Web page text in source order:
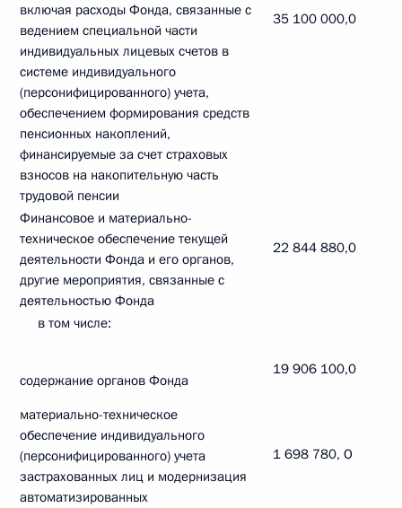
включая расходы Фонда, связанные с
ведением специальной части
индивидуальных лицевых счетов в
системе индивидуального
(персонифицированного) учета,
обеспечением формирования средств
пенсионных накоплений,
финансируемые за счет страховых
взносов на накопительную часть
трудовой пенсии
35 100 000,0
Финансовое и материально-
техническое обеспечение текущей
деятельности Фонда и его органов,
другие мероприятия, связанные с
деятельностью Фонда
22 844 880,0
в том числе:
содержание органов Фонда
19 906 100,0
материально-техническое
обеспечение индивидуального
(персонифицированного) учета
застрахованных лиц и модернизация
автоматизированных
1 698 780, О